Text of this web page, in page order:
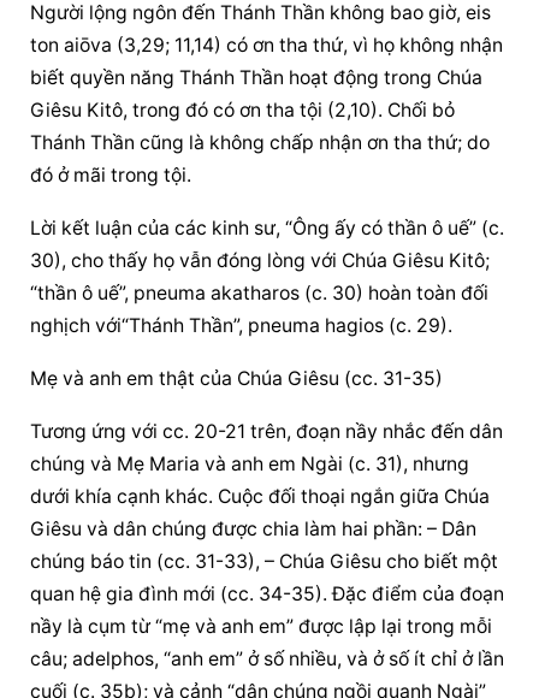
Người lộng ngôn đến Thánh Thần không bao giờ, eis
ton aiōva (3,29; 11,14) có ơn tha thứ, vì họ không nhận
biết quyền năng Thánh Thần hoạt động trong Chúa
Giêsu Kitô, trong đó có ơn tha tội (2,10). Chối bỏ
Thánh Thần cũng là không chấp nhận ơn tha thứ; do
đó ở mãi trong tội.
Lời kết luận của các kinh sư, “Ông ấy có thần ô uế” (c.
30), cho thấy họ vẫn đóng lòng với Chúa Giêsu Kitô;
“thần ô uế”, pneuma akatharos (c. 30) hoàn toàn đối
nghịch với“Thánh Thần”, pneuma hagios (c. 29).
Mẹ và anh em thật của Chúa Giêsu (cc. 31-35)
Tương ứng với cc. 20-21 trên, đoạn nầy nhắc đến dân
chúng và Mẹ Maria và anh em Ngài (c. 31), nhưng
dưới khía cạnh khác. Cuộc đối thoại ngắn giữa Chúa
Giêsu và dân chúng được chia làm hai phần: – Dân
chúng báo tin (cc. 31-33), – Chúa Giêsu cho biết một
quan hệ gia đình mới (cc. 34-35). Đặc điểm của đoạn
nầy là cụm từ “mẹ và anh em” được lập lại trong mỗi
câu; adelphos, “anh em” ở số nhiều, và ở số ít chỉ ở lần
cuối (c. 35b); và cảnh “dân chúng ngồi quanh Ngài”